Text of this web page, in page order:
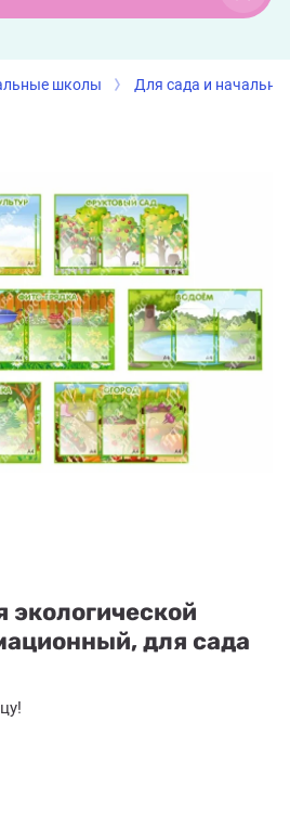
школы Для сада и
экологической
для сада